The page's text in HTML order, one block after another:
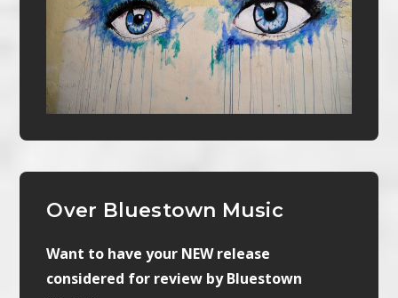
Over Bluestown Music
Want to have your NEW release
considered for review by Bluestown